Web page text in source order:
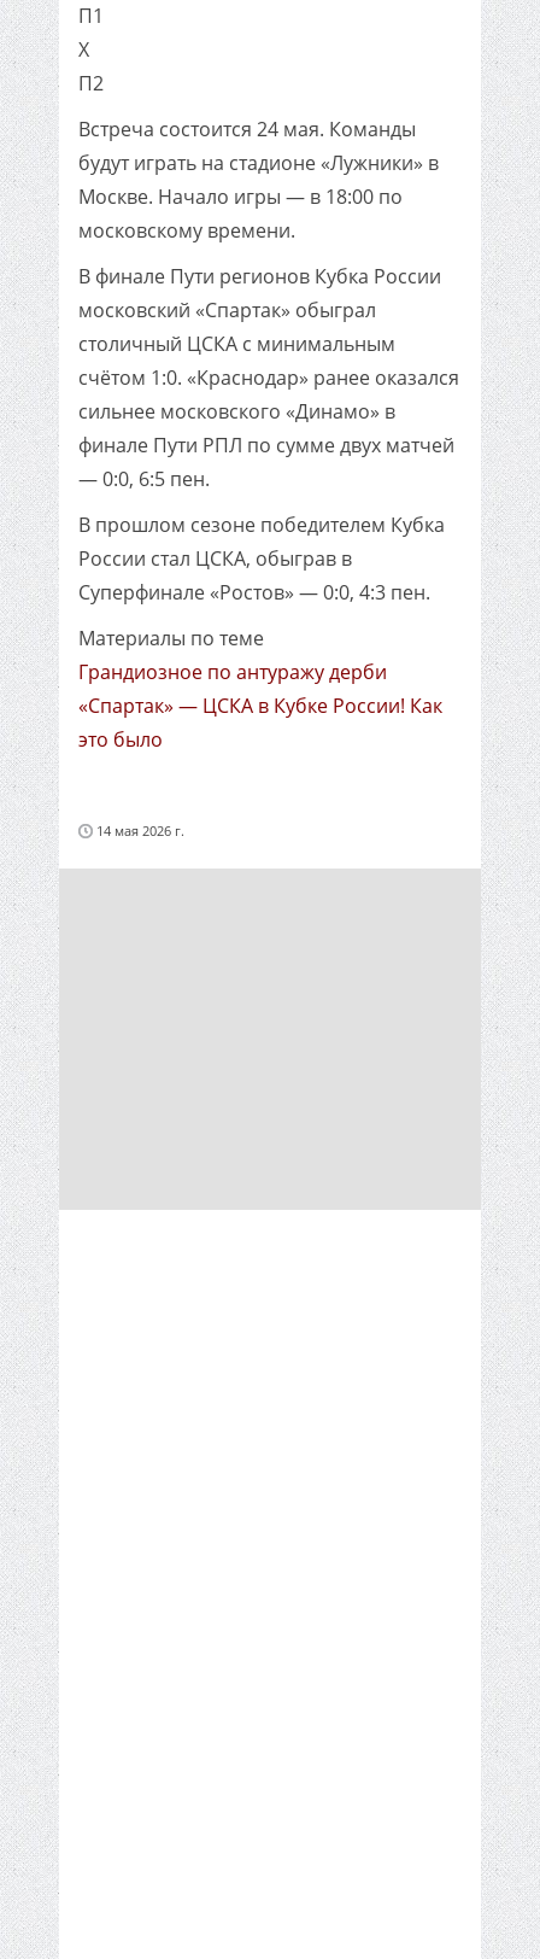
П1
X
П2
Встреча состоится 24 мая. Команды
будут играть на стадионе «Лужники» в
Москве. Начало игры — в 18:00 по
московскому времени.
В финале Пути регионов Кубка России
московский «Спартак» обыграл
столичный ЦСКА с минимальным
счётом 1:0. «Краснодар» ранее оказался
сильнее московского «Динамо» в
финале Пути РПЛ по сумме двух матчей
— 0:0, 6:5 пен.
В прошлом сезоне победителем Кубка
России стал ЦСКА, обыграв в
Суперфинале «Ростов» — 0:0, 4:3 пен.
Материалы по теме
Грандиозное по антуражу дерби
«Спартак» — ЦСКА в Кубке России! Как
это было
14 мая 2026 г.